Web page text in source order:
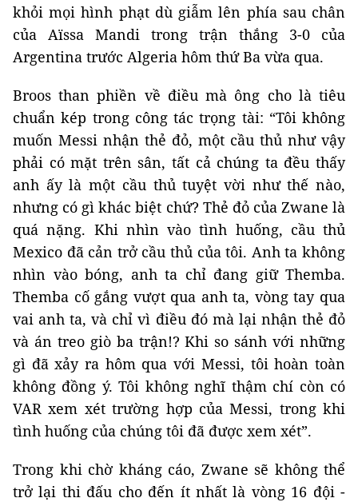
khỏi mọi hình phạt dù giẫm lên phía sau chân
của Aïssa Mandi trong trận thắng 3-0 của
Argentina trước Algeria hôm thứ Ba vừa qua.
Broos than phiền về điều mà ông cho là tiêu
chuẩn kép trong công tác trọng tài: “Tôi không
muốn Messi nhận thẻ đỏ, một cầu thủ như vậy
phải có mặt trên sân, tất cả chúng ta đều thấy
anh ấy là một cầu thủ tuyệt vời như thế nào,
nhưng có gì khác biệt chứ? Thẻ đỏ của Zwane là
quá nặng. Khi nhìn vào tình huống, cầu thủ
Mexico đã cản trở cầu thủ của tôi. Anh ta không
nhìn vào bóng, anh ta chỉ đang giữ Themba.
Themba cố gắng vượt qua anh ta, vòng tay qua
vai anh ta, và chỉ vì điều đó mà lại nhận thẻ đỏ
và án treo giò ba trận!? Khi so sánh với những
gì đã xảy ra hôm qua với Messi, tôi hoàn toàn
không đồng ý. Tôi không nghĩ thậm chí còn có
VAR xem xét trường hợp của Messi, trong khi
tình huống của chúng tôi đã được xem xét”.
Trong khi chờ kháng cáo, Zwane sẽ không thể
trở lại thi đấu cho đến ít nhất là vòng 16 đội -